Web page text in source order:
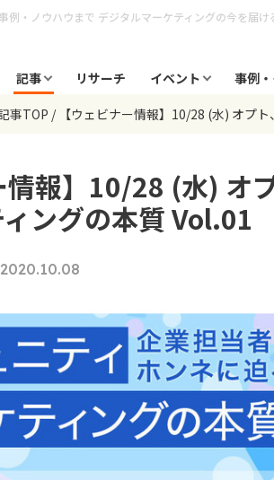
例・ノウハウまで デジタルマーケティングの今を届け
記事 リサーチ イベント 事例
事TOP 【ウェビナー情報】10/28 (水) オプ
情報】10/28 (水) オ
ングの本質 Vol.01
2020.10.08